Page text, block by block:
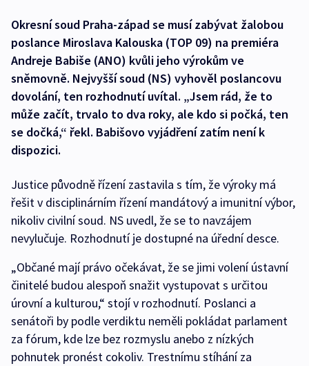
Okresní soud Praha-západ se musí zabývat žalobou
poslance Miroslava Kalouska (TOP 09) na premiéra
Andreje Babiše (ANO) kvůli jeho výrokům ve
sněmovně. Nejvyšší soud (NS) vyhověl poslancovu
dovolání, ten rozhodnutí uvítal. „Jsem rád, že to
může začít, trvalo to dva roky, ale kdo si počká, ten
se dočká,“ řekl. Babišovo vyjádření zatím není k
dispozici.
Justice původně řízení zastavila s tím, že výroky má
řešit v disciplinárním řízení mandátový a imunitní výbor,
nikoliv civilní soud. NS uvedl, že se to navzájem
nevylučuje. Rozhodnutí je dostupné na úřední desce.
„Občané mají právo očekávat, že se jimi volení ústavní
činitelé budou alespoň snažit vystupovat s určitou
úrovní a kulturou,“ stojí v rozhodnutí. Poslanci a
senátoři by podle verdiktu neměli pokládat parlament
za fórum, kde lze bez rozmyslu anebo z nízkých
pohnutek pronést cokoliv. Trestnímu stíhání za